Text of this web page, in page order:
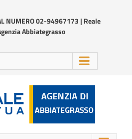
NUMERO 02-94967173 | Reale
Abbiategrasso